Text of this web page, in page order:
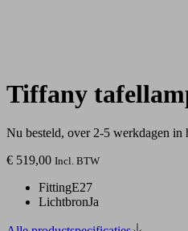
Tiffany
Nu besteld, over 2-5 werkdagen in
€ 519,00 Incl. BTW
FittingE27
LichtbronJa